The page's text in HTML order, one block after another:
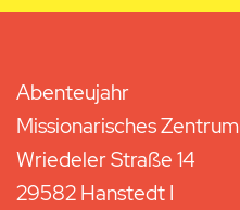
Abenteujahr
Missionarisches Zentrum
Wriedeler Straße 14
29582 Hanstedt I